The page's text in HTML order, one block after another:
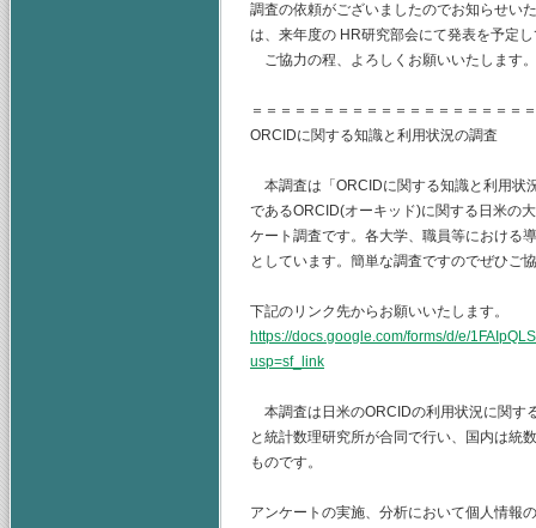
調査の依頼がございましたのでお知らせい
は、来年度の HR研究部会にて発表を予定
ご協力の程、よろしくお願いいたします。
＝＝＝＝＝＝＝＝＝＝＝＝＝＝＝＝＝＝＝
ORCIDに関する知識と利用状況の調査
本調査は「ORCIDに関する知識と利用状
であるORCID(オーキッド)に関する日米の
ケート調査です。各大学、職員等における
としています。簡単な調査ですのでぜひご
下記のリンク先からお願いいたします。
https://docs.google.com/forms/d/e/
usp=sf_link
本調査は日米のORCIDの利用状況に関す
と統計数理研究所が合同で行い、国内は統
ものです。
アンケートの実施、分析において個人情報